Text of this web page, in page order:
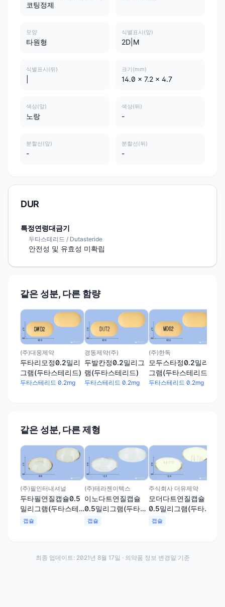
코팅정제
모양
타원형
식별표시(앞)
2D|M
식별표시(뒤) 크기(mm)
14.0 x 7.2 x 4.7
색상(앞)
노랑
색상(뒤)
-
분할선(앞)
-
분할선(뒤)
-
DUR
특정연령대금기
두타스테리드 / Dutasteride
안전성 및 유효성 미확립
같은 성분, 다른 함량
(주)대웅제약
두타리모정0.2밀리
그램(두타스테리드)
두타스테리드 0.2mg
경동제약(주)
두발칸정0.2밀리그
램(두타스테리드)
두타스테리드 0.2mg
(주)한독
모두스타정0.2밀리
그램(두타스테리드)
두타스테리드 0.2mg
같은 성분, 다른 제형
(주)필인터내셔널
두타필연질캡슐0.5
밀리그램(두타스테
리드)
캡슐
(주)테라젠이텍스
이노다트연질캡슐
0.5밀리그램(두타스
테리드)
캡슐
주식회사 더유제약
모더다트연질캡슐
0.5밀리그램(두타스
테리드)
캡슐
최종 업데이트: 2021년 8월 17일 · 의약품 정보 변경일 기준